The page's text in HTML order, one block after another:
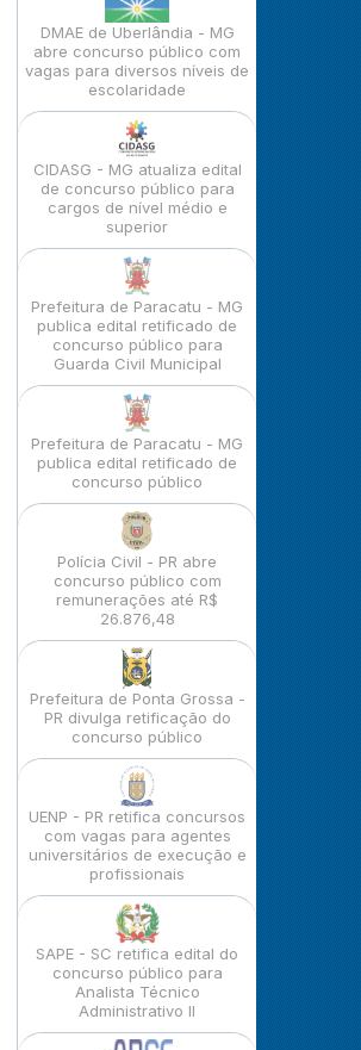
DMAE de Uberlândia - MG
abre concurso público com
vagas para diversos níveis de
escolaridade
CIDASG - MG atualiza edital
de concurso público para
cargos de nível médio e
superior
Prefeitura de Paracatu - MG
publica edital retificado de
concurso público para
Guarda Civil Municipal
Prefeitura de Paracatu - MG
publica edital retificado de
concurso público
Polícia Civil - PR abre
concurso público com
remunerações até R$
26.876,48
Prefeitura de Ponta Grossa -
PR divulga retificação do
concurso público
UENP - PR retifica concursos
com vagas para agentes
universitários de execução e
profissionais
SAPE - SC retifica edital do
concurso público para
Analista Técnico
Administrativo II